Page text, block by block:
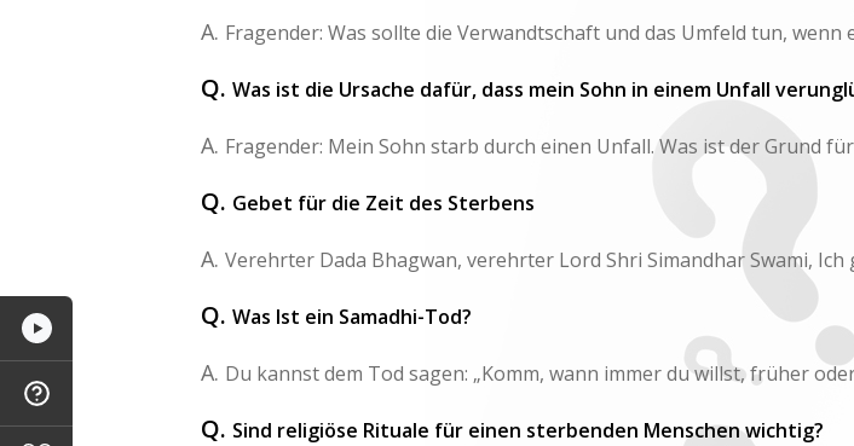
A. Fragender: Was sollte die Verwandtschaft und das Umfeld tun, wenn
Q. Was ist die Ursache dafür, dass mein Sohn in einem Unfall
A. Fragender: Mein Sohn starb durch einen Unfall. Was ist der Grund
Q. Gebet für die Zeit des Sterbens
A. Verehrter Dada Bhagwan, verehrter Lord Shri Simandhar Swami, Ich
Q. Was Ist ein Samadhi-Tod?
A. Du kannst dem Tod sagen: „Komm, wann immer du willst, früher
Q. Sind religiöse Rituale für einen sterbenden Menschen wichtig?